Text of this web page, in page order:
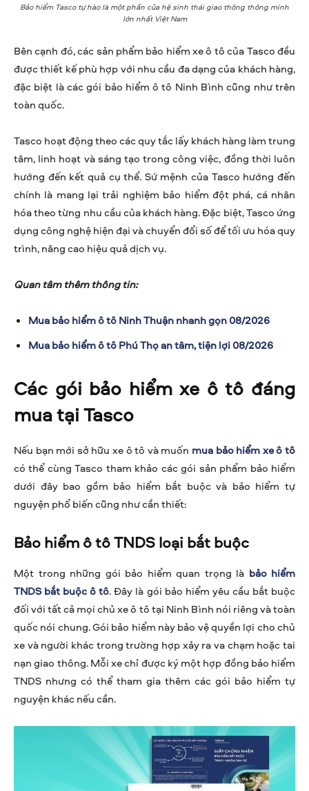
Bảo hiểm Tasco tự hào là một phần của hệ sinh thái giao thông thông minh
lớn nhất Việt Nam
Bên cạnh đó, các sản phẩm bảo hiểm xe ô tô của Tasco đều
được thiết kế phù hợp với nhu cầu đa dạng của khách hàng,
đặc biệt là các gói bảo hiểm ô tô Ninh Bình cũng như trên
toàn quốc.
Tasco hoạt động theo các quy tắc lấy khách hàng làm trung
tâm, linh hoạt và sáng tạo trong công việc, đồng thời luôn
hướng đến kết quả cụ thể. Sứ mệnh của Tasco hướng đến
chính là mang lại trải nghiệm bảo hiểm đột phá, cá nhân
hóa theo từng nhu cầu của khách hàng. Đặc biệt, Tasco ứng
dụng công nghệ hiện đại và chuyển đổi số để tối ưu hóa quy
trình, nâng cao hiệu quả dịch vụ.
Quan tâm thêm thông tin:
Mua bảo hiểm ô tô Ninh Thuận nhanh gọn 08/2026
Mua bảo hiểm ô tô Phú Thọ an tâm, tiện lợi 08/2026
Các gói bảo hiểm xe ô tô đáng
mua tại Tasco
Nếu bạn mới sở hữu xe ô tô và muốn mua bảo hiểm xe ô tô
có thể cùng Tasco tham khảo các gói sản phẩm bảo hiểm
dưới đây bao gồm bảo hiểm bắt buộc và bảo hiểm tự
nguyện phổ biến cũng như cần thiết:
Bảo hiểm ô tô TNDS loại bắt buộc
Một trong những gói bảo hiểm quan trọng là bảo hiểm
TNDS bắt buộc ô tô. Đây là gói bảo hiểm yêu cầu bắt buộc
đối với tất cả mọi chủ xe ô tô tại Ninh Bình nói riêng và toàn
quốc nói chung. Gói bảo hiểm này bảo vệ quyền lợi cho chủ
xe và người khác trong trường hợp xảy ra va chạm hoặc tai
nạn giao thông. Mỗi xe chỉ được ký một hợp đồng bảo hiểm
TNDS nhưng có thể tham gia thêm các gói bảo hiểm tự
nguyện khác nếu cần.